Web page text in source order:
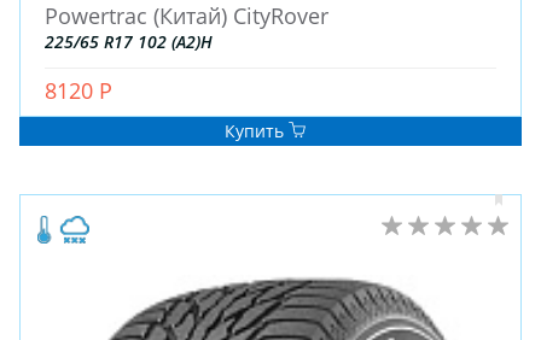
Powertrac (Китай) CityRover
225/65 R17 102 (A2)H
8120 Р
Купить